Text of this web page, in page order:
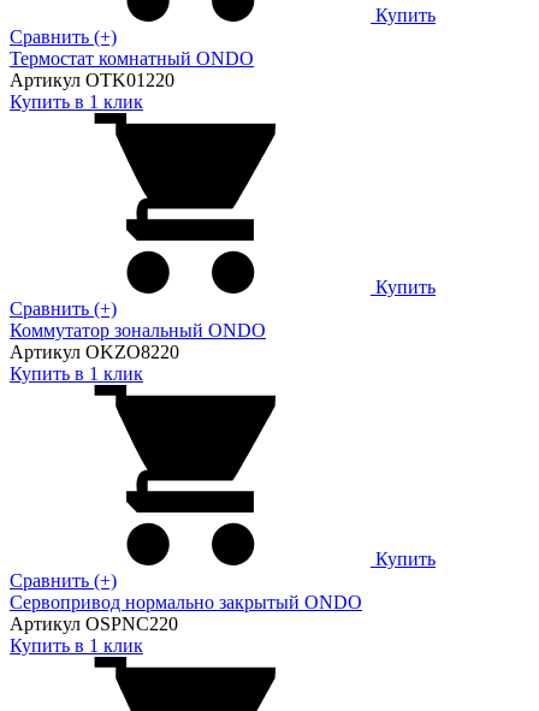
Купить
Сравнить (+)
Термостат комнатный ONDO
Артикул OTK01220
Купить в 1 клик
Купить
Сравнить (+)
Коммутатор зональный ONDO
Артикул OKZO8220
Купить в 1 клик
Купить
Сравнить (+)
Сервопривод нормально закрытый ONDO
Артикул OSPNC220
Купить в 1 клик